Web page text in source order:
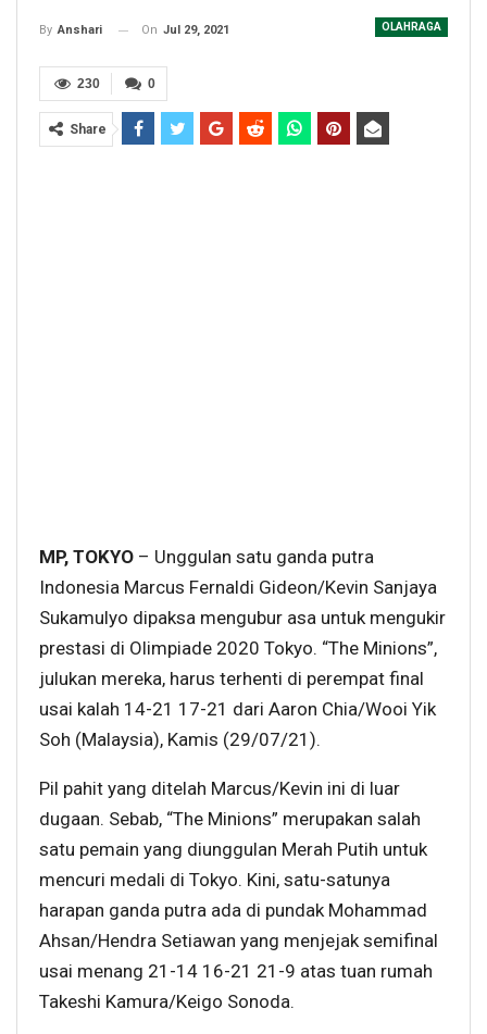
OLAHRAGA
By Anshari On Jul 29, 2021
0
230
Share
MP, TOKYO – Unggulan satu ganda putra
Indonesia Marcus Fernaldi Gideon/Kevin Sanjaya
Sukamulyo dipaksa mengubur asa untuk mengukir
prestasi di Olimpiade 2020 Tokyo. “The Minions”,
julukan mereka, harus terhenti di perempat final
usai kalah 14-21 17-21 dari Aaron Chia/Wooi Yik
Soh (Malaysia), Kamis (29/07/21).
Pil pahit yang ditelah Marcus/Kevin ini di luar
dugaan. Sebab, “The Minions” merupakan salah
satu pemain yang diunggulan Merah Putih untuk
mencuri medali di Tokyo. Kini, satu-satunya
harapan ganda putra ada di pundak Mohammad
Ahsan/Hendra Setiawan yang menjejak semifinal
usai menang 21-14 16-21 21-9 atas tuan rumah
Takeshi Kamura/Keigo Sonoda.